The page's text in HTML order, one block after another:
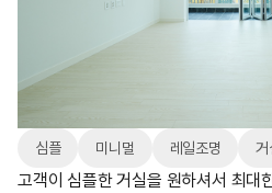
심플 미니멀 레일조명 거
고객이 심플한 거실을 원하셔서 최대